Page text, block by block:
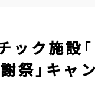
ック施設
祭」キャ